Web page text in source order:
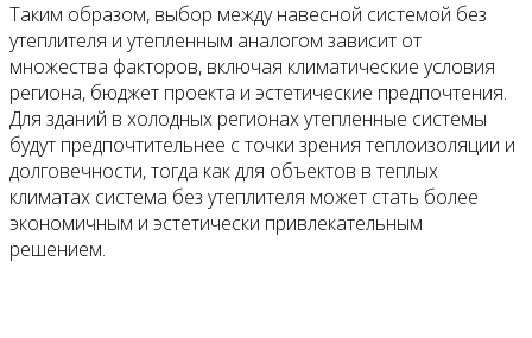
Таким образом, выбор между навесной системой без
утеплителя и утепленным аналогом зависит от
множества факторов, включая климатические условия
региона, бюджет проекта и эстетические предпочтения.
Для зданий в холодных регионах утепленные системы
будут предпочтительнее с точки зрения теплоизоляции и
долговечности, тогда как для объектов в теплых
климатах система без утеплителя может стать более
экономичным и эстетически привлекательным
решением.